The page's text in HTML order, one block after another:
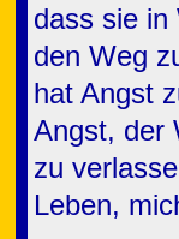
dass sie in
den Weg
hat Angst
Angst, der
zu
Leben,